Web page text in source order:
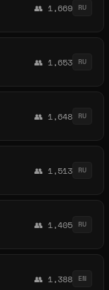
👥 1,669 RU
👥 1,653 RU
👥 1,648 RU
👥 1,513 RU
👥 1,405 RU
👥 1,388 EN